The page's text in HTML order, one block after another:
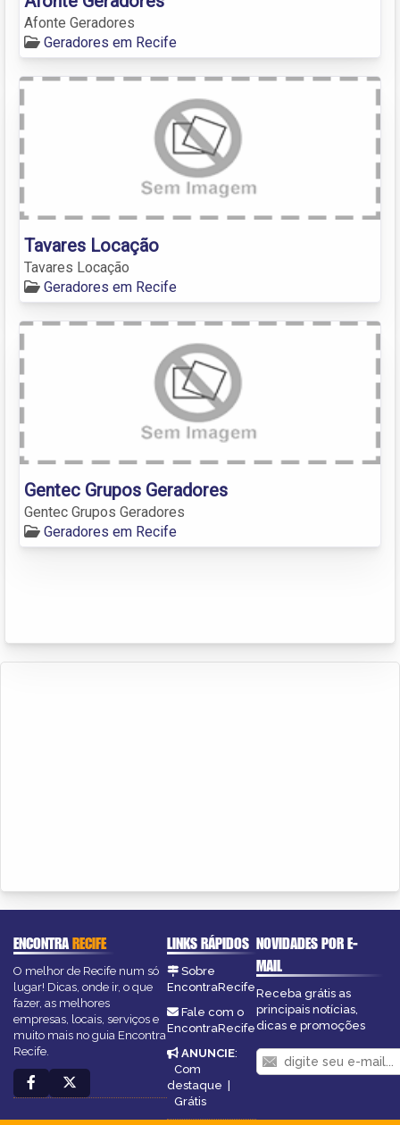
Afonte Geradores
Geradores em Recife
Tavares Locação
Tavares Locação
Geradores em Recife
Gentec Grupos Geradores
Gentec Grupos Geradores
Geradores em Recife
ENCONTRARECIFE
O melhor de Recife num só
lugar! Dicas, onde ir, o que
fazer, as melhores
empresas, locais, serviços e
muito mais no guia Encontra
Recife.
LINKS RÁPIDOS
Sobre
EncontraRecife
Fale com o
EncontraRecife
ANUNCIE:
Com
destaque |
Grátis
NOVIDADES POR E-
MAIL
Receba grátis as
principais notícias,
dicas e promoções